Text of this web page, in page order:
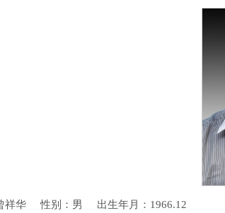
祥华 性别：男 出生年月：1966.12